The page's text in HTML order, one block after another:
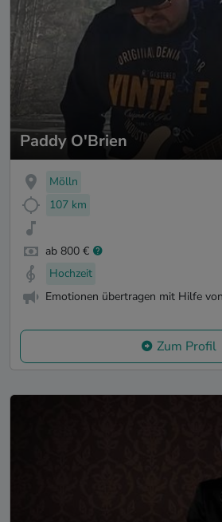
Paddy O'Brien
Mölln
107 km
ab 800 €
Hochzeit
Emotionen übertragen mit Hilfe
Zum Profil